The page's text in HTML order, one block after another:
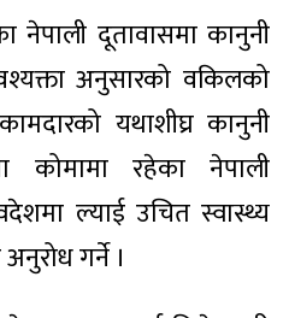
नेपाली दूतावासमा कानुनी
अनुसारको वकिलको
यथाशीघ्र कानुनी
कोमामा रहेका नेपाली
ल्याई उचित स्वास्थ्य
गर्ने ।